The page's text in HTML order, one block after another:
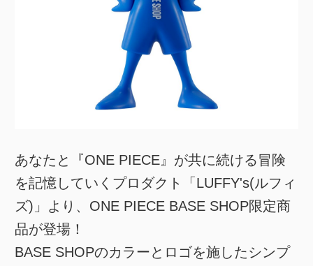
あなたと『ONE PIECE』が共に続ける冒険
を記憶していくプロダクト「LUFFY's(ルフィ
ズ)」より、ONE PIECE BASE SHOP限定商
品が登場！
BASE SHOPのカラーとロゴを施したシンプ